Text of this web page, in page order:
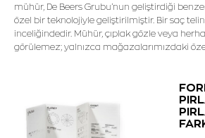
mühür, De Beers Grubu’nun geliştirdiği
özel bir teknolojiyle geliştirilmiştir. Bir saç
inceliğindedir. Mühür, çıplak gözle veya
görülemez; yalnızca mağazalarımızdaki